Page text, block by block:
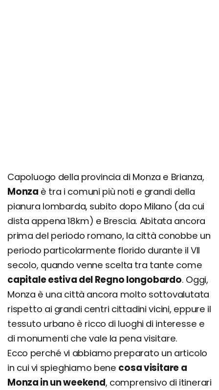
Capoluogo della provincia di Monza e Brianza,
Monza è tra i comuni più noti e grandi della
pianura lombarda, subito dopo Milano (da cui
dista appena 18km) e Brescia. Abitata ancora
prima del periodo romano, la città conobbe un
periodo particolarmente florido durante il VII
secolo, quando venne scelta tra tante come
capitale estiva del Regno longobardo. Oggi,
Monza è una città ancora molto sottovalutata
rispetto ai grandi centri cittadini vicini, eppure il
tessuto urbano è ricco di luoghi di interesse e
di monumenti che vale la pena visitare.
Ecco perché vi abbiamo preparato un articolo
in cui vi spieghiamo bene cosa visitare a
Monza in un weekend, comprensivo di itinerari